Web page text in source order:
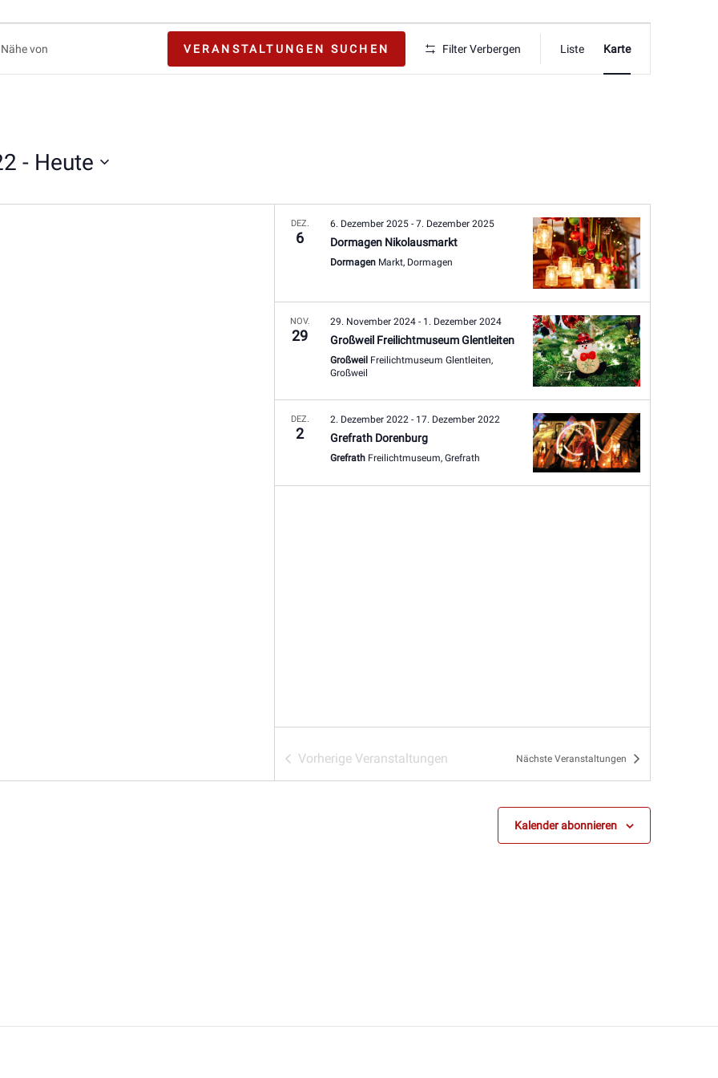
VERANSTALTUNGEN SUCHEN Filter Verbergen
Veranstaltung
Ansichten-
Liste Karte
- Heute
DEZ.
6 Dormagen Nikolausmarkt
6. Dezember 2025 -7. Dezember 2025
Dormagen Markt, Dormagen
NOV.
29 Großweil Freilichtmuseum Glentleiten
29. November 2024 - 1. Dezember 2024
Großweil Freilichtmuseum Glentleiten,
Großweil
DEZ.
2 Grefrath Dorenburg
2. Dezember 2022 - 17. Dezember 2022
Grefrath Freilichtmuseum, Grefrath
Vorherige Veranstaltungen Nächste Veranstaltungen
Kalender abonnieren